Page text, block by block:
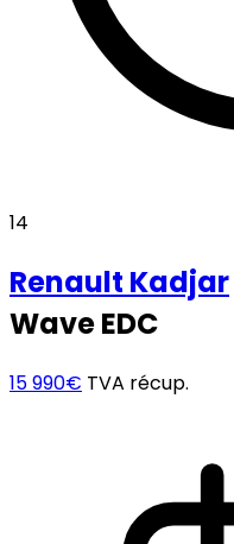
14
Renault Kadjar
Wave EDC
15 990€ TVA récup.